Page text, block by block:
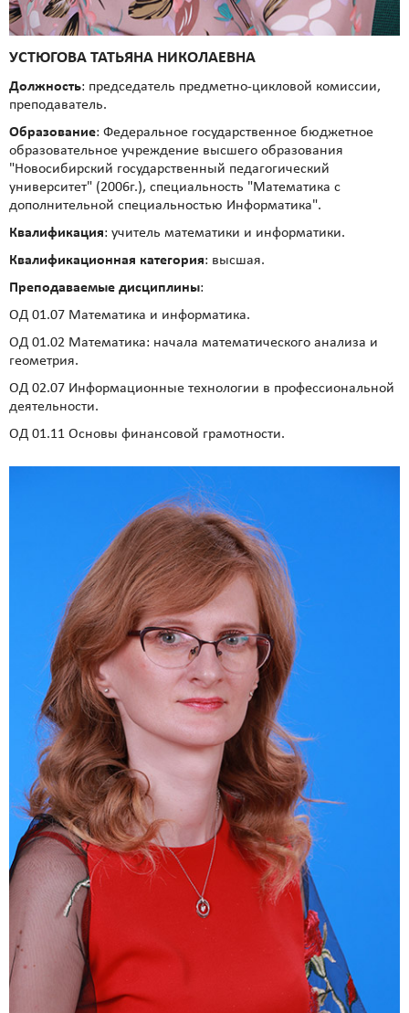
УСТЮГОВА ТАТЬЯНА НИКОЛАЕВНА
Должность: председатель предметно-цикловой комиссии,
преподаватель.
Образование: Федеральное государственное бюджетное
образовательное учреждение высшего образования
"Новосибирский государственный педагогический
университет" (2006г.), специальность "Математика с
дополнительной специальностью Информатика".
Квалификация: учитель математики и информатики.
Квалификационная категория: высшая.
Преподаваемые дисциплины:
ОД 01.07 Математика и информатика.
ОД 01.02 Математика: начала математического анализа и
геометрия.
ОД 02.07 Информационные технологии в профессиональной
деятельности.
ОД 01.11 Основы финансовой грамотности.